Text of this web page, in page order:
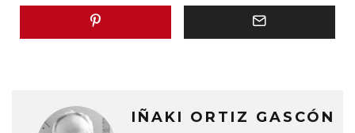
IÑAKI ORTIZ GASCÓN